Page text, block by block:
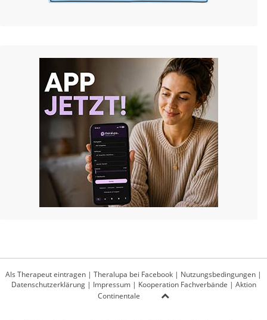
Als Therapeut eintragen | Theralupa bei Facebook | Nutzungsbedingungen |
Datenschutzerklärung| Impressum| Kooperation Fachverbände | Aktion
Continentale